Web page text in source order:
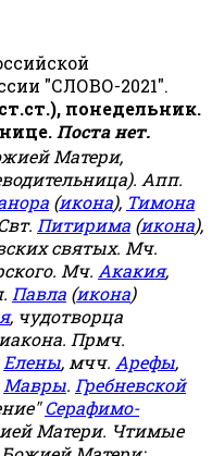
"СЛОВО-2021".
понедельник.
Поста нет.
Матери,
Апп.
(икона), Тимона
Питирима (икона),
святых. Мч.
Мч. Акакия,
Павла (икона)
, чудотворца
Прмч.
Елены, мчч. Арефы,
Мавры. Гребневской
Серафимо-
Матери. Чтимые